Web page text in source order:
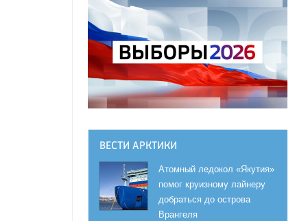
ВЕСТИ АРКТИКИ
Атомный ледокол «Якутия»
помог круизному лайнеру
добраться до острова
Врангеля